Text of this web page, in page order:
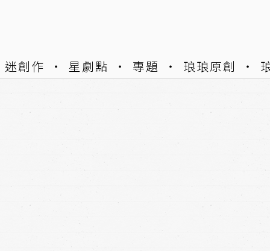
迷創作 星劇點 專題 琅琅原創